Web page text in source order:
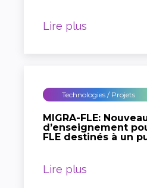
Lire plus
Technologies / Projets
MIGRA-FLE:
d’enseignement
FLE destinés à un
Lire plus